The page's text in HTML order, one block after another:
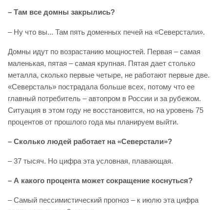
– Там все домны закрылись?
– Ну что вы... Там пять доменных печей на «Северстали».
Домны идут по возрастанию мощностей. Первая – самая
маленькая, пятая – самая крупная. Пятая дает столько
металла, сколько первые четыре, не работают первые две.
«Северсталь» пострадала больше всех, потому что ее
главный потребитель – автопром в России и за рубежом.
Ситуация в этом году не восстановится, но на уровень 75
процентов от прошлого года мы планируем выйти.
– Сколько людей работает на «Северстали»?
– 37 тысяч. Но цифра эта условная, плавающая.
– А какого процента может сокращение коснуться?
– Самый пессимистический прогноз – к июлю эта цифра